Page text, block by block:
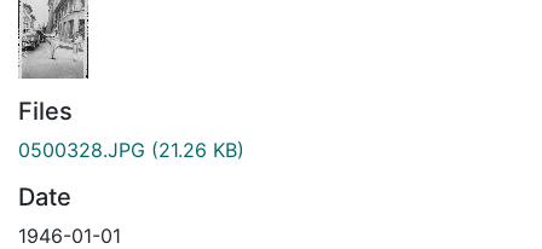
Files
0500328.JPG (21.26 KB)
Date
1946-01-01